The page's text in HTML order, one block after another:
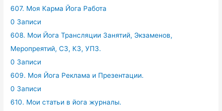
607. Моя Карма Йога Работа
0 Записи
608. Мои Йога Трансляции Занятий, Экзаменов,
Меропреятий, СЗ, КЗ, УПЗ.
0 Записи
609. Моя Йога Реклама и Презентации.
0 Записи
610. Мои статьи в йога журналы.